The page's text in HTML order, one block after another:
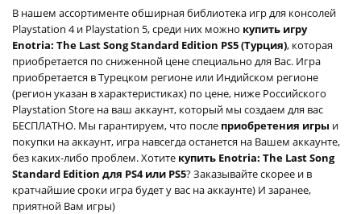
В нашем ассортименте обширная библиотека игр для консолей
Playstation 4 и Playstation 5, среди них можно купить игру
Enotria: The Last Song Standard Edition PS5 (Турция), которая
приобретается по сниженной цене специально для Вас. Игра
приобретается в Турецком регионе или Индийском регионе
(регион указан в характеристиках) по цене, ниже Российского
Playstation Store на ваш аккаунт, который мы создаем для вас
БЕСПЛАТНО. Мы гарантируем, что после приобретения игры и
покупки на аккаунт, игра навсегда останется на Вашем аккаунте,
без каких-либо проблем. Хотите купить Enotria: The Last Song
Standard Edition для PS4 или PS5? Заказывайте скорее и в
кратчайшие сроки игра будет у вас на аккаунте) И заранее,
приятной Вам игры)